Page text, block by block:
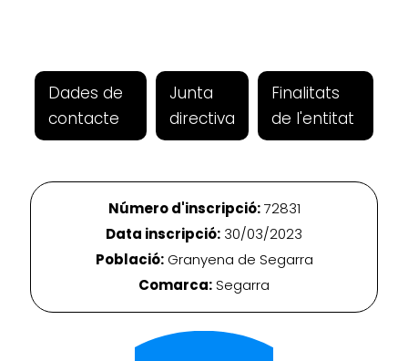
Dades de
contacte
Junta
directiva
Finalitats
de l'entitat
Número d'inscripció:72831
Data inscripció: 30/03/2023
Població:Granyena de Segarra
Comarca:Segarra